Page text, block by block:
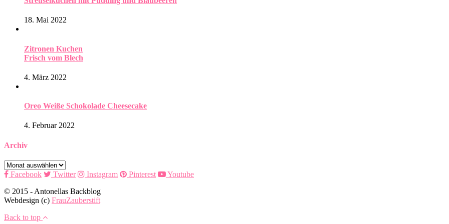
18. Mai 2022
Zitronen Kuchen
Frisch vom Blech
4. März 2022
Oreo Weiße Schokolade Cheesecake
4. Februar 2022
Archiv
Archiv
Facebook
Twitter Instagram Pinterest
Youtube
© 2015 - Antonellas Backblog
Webdesign (c) FrauZauberstift
Back to top